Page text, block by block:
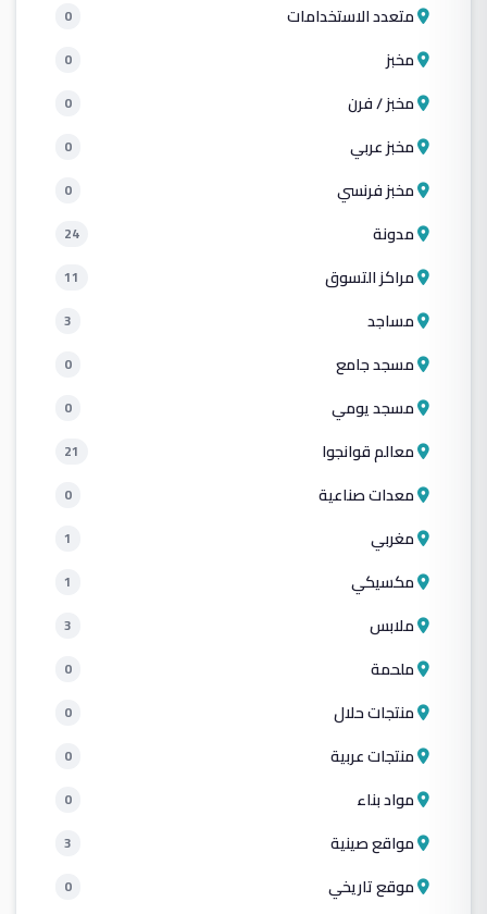
متعدد الاستخدامات 0
مخبز 0
مخبز / فرن 0
مخبز عربي 0
مخبز فرنسي 0
مدونة 24
مراكز التسوق 11
مساجد 3
مسجد جامع 0
مسجد يومي 0
معالم قوانجوا 21
معدات صناعية 0
مغربي 1
مكسيكي 1
ملابس 3
ملحمة 0
منتجات حلال 0
منتجات عربية 0
مواد بناء 0
مواقع صينية 3
موقع تاريخي 0